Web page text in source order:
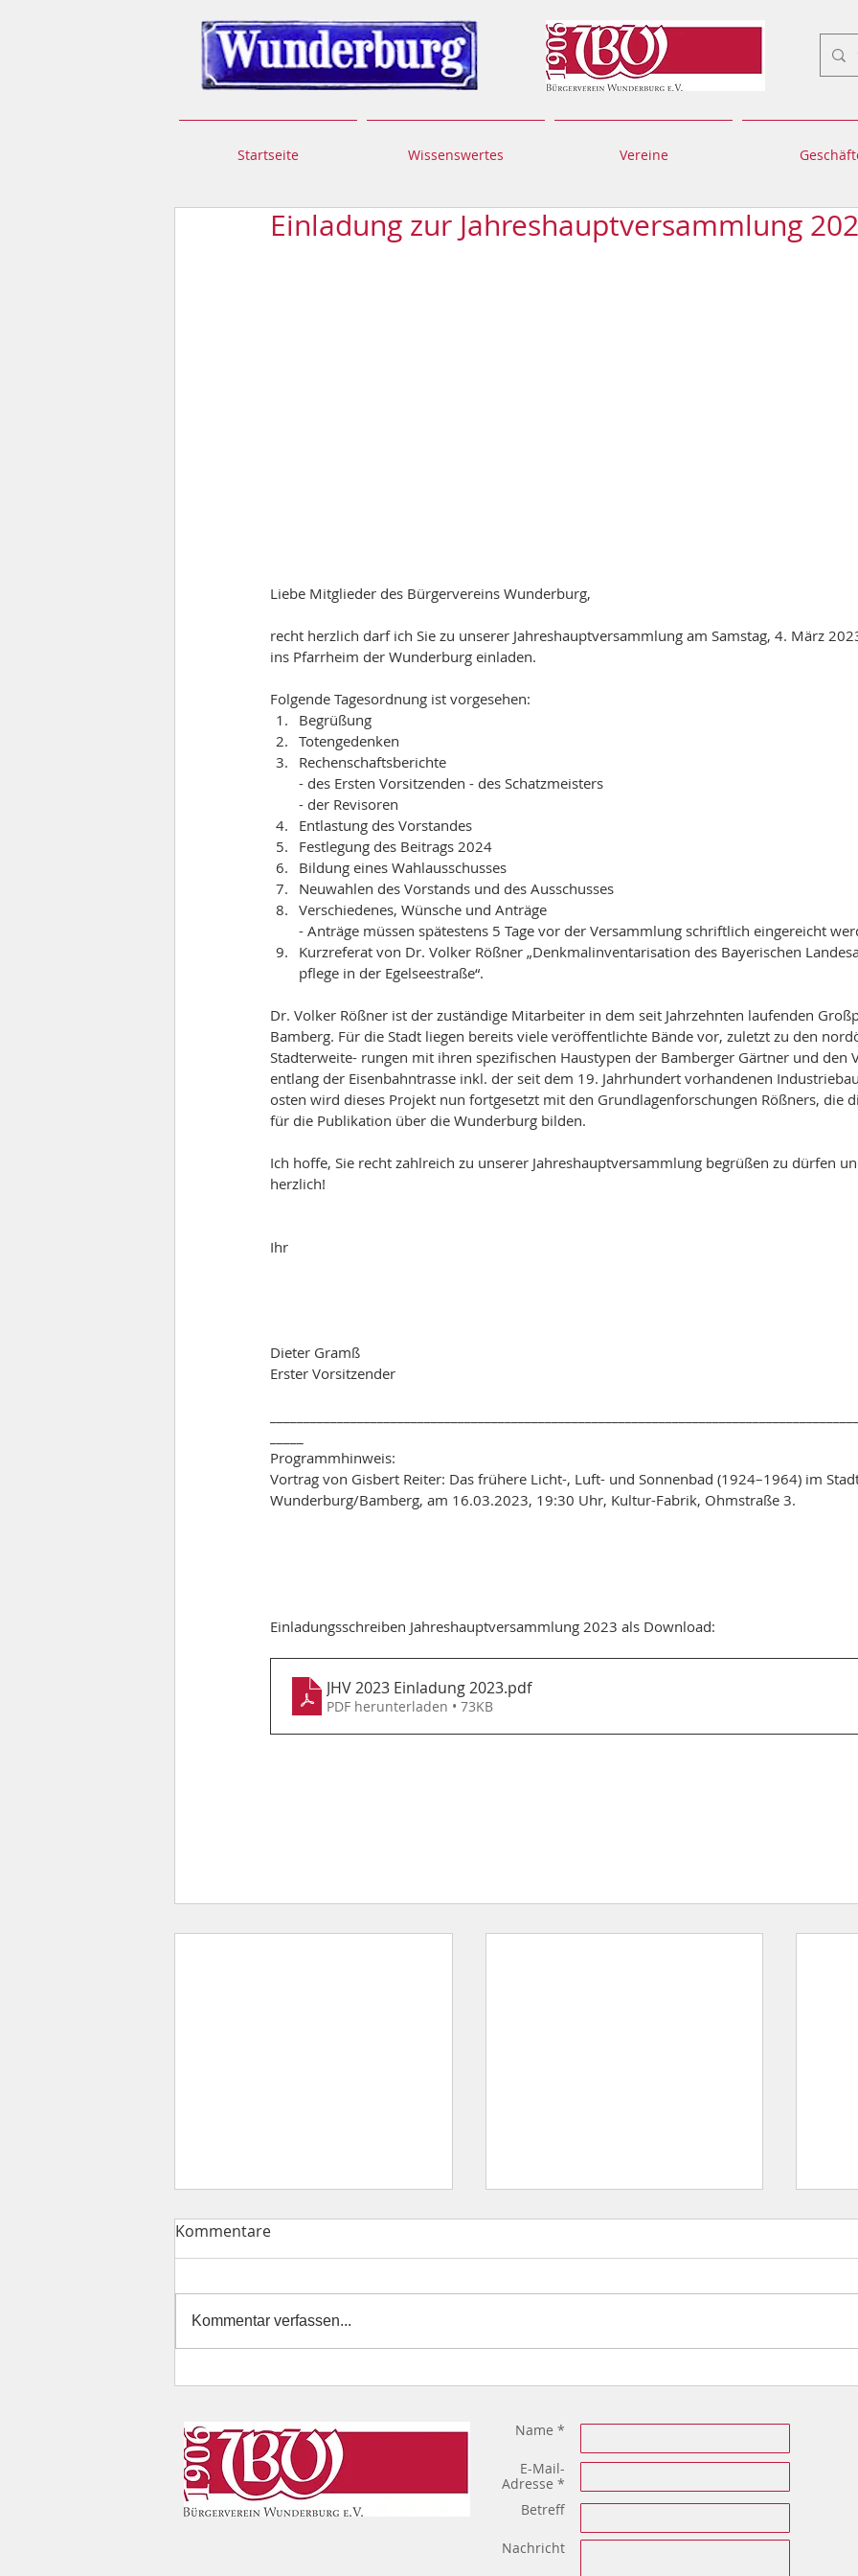
Startseite Wissenswertes Vereine
Einladung zur Jahreshauptversammlung
Liebe Mitglieder des Bürgervereins Wunderburg,
recht herzlich darf ich Sie zu unserer Jahreshauptversammlung am Samstag, 4. März
ins Pfarrheim der Wunderburg einladen.
Folgende Tagesordnung ist vorgesehen:
Begrüßung
Totengedenken
Rechenschaftsberichte
- des Ersten Vorsitzenden - des Schatzmeisters
- der Revisoren
Entlastung des Vorstandes
Festlegung des Beitrags 2024
Bildung eines Wahlausschusses
Neuwahlen des Vorstands und des Ausschusses
Verschiedenes, Wünsche und Anträge
- Anträge müssen spätestens 5 Tage vor der Versammlung schriftlich eingereicht
Kurzreferat von Dr. Volker Rößner „Denkmalinventarisation des Bayerischen
pflege in der Egelseestraße“.
Dr. Volker Rößner ist der zuständige Mitarbeiter in dem seit Jahrzehnten laufenden
Bamberg. Für die Stadt liegen bereits viele veröffentlichte Bände vor, zuletzt zu den
Stadterweite- rungen mit ihren spezifischen Haustypen der Bamberger Gärtner und den
entlang der Eisenbahntrasse inkl. der seit dem 19. Jahrhundert vorhandenen
osten wird dieses Projekt nun fortgesetzt mit den Grundlagenforschungen Rößners, die
für die Publikation über die Wunderburg bilden.
Ich hoffe, Sie recht zahlreich zu unserer Jahreshauptversammlung begrüßen zu dürfen
herzlich!
Ihr
Dieter Gramß
Erster Vorsitzender
Programmhinweis:
Vortrag von Gisbert Reiter: Das frühere Licht-, Luft- und Sonnenbad (1924–1964) im
Wunderburg/Bamberg, am 16.03.2023, 19:30 Uhr, Kultur-Fabrik, Ohmstraße 3.
Einladungsschreiben Jahreshauptversammlung 2023 als Download:
JHV 2023 Einladung 2023.pdf
PDF herunterladen • 73KB
Freiwilliges Soziales Jahr an
Grundschule
Kommentare
Kommentar verfassen...
Name *
E-Mail-
Adresse *
Betreff
Nachricht